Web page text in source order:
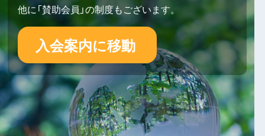
他に「賛助会員」の制度もございます。
入会案内に移動